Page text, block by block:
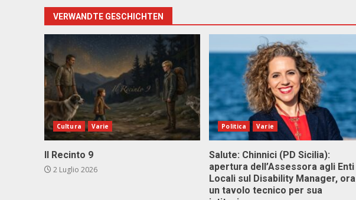
VERWANDTE GESCHICHTEN
Cultura Varie
Il Recinto 9
2 Luglio 2026
Politica Varie
Salute: Chinnici (PD Sicilia):
apertura dell’Assessora agli Enti
Locali sul Disability Manager, ora
un tavolo tecnico per sua